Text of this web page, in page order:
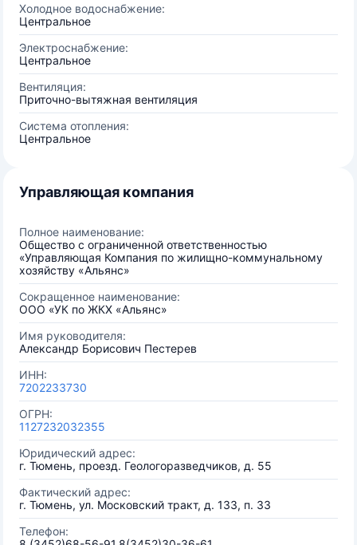
Холодное водоснабжение:
Центральное
Электроснабжение:
Центральное
Вентиляция:
Приточно-вытяжная вентиляция
Система отопления:
Центральное
Управляющая компания
Полное наименование:
Общество с ограниченной ответственностью
«Управляющая Компания по жилищно-коммунальному
хозяйству «Альянс»
Сокращенное наименование:
ООО «УК по ЖКХ «Альянс»
Имя руководителя:
Александр Борисович Пестерев
ИНН:
7202233730
ОГРН:
1127232032355
Юридический адрес:
г. Тюмень, проезд. Геологоразведчиков, д. 55
Фактический адрес:
г. Тюмень, ул. Московский тракт, д. 133, п. 33
Телефон: